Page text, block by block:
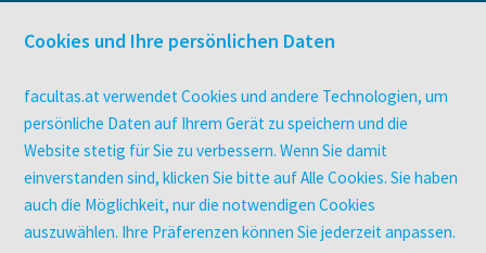
Druckerei facultas druckt.
Zeitschriften
Digitale Angebote
UNTERNEHMEN
Über facultas
Cookies und Ihre persönlichen Daten
facultas.at verwendet Cookies und andere Technologien, um
persönliche Daten auf Ihrem Gerät zu speichern und die
Website stetig für Sie zu verbessern. Wenn Sie damit
einverstanden sind, klicken Sie bitte auf Alle Cookies. Sie haben
auch die Möglichkeit, nur die notwendigen Cookies
auszuwählen. Ihre Präferenzen können Sie jederzeit anpassen.